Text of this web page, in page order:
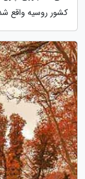
کشور روسیه واقع